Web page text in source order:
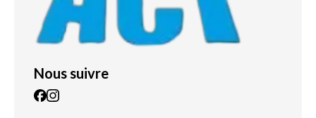
Nous suivre